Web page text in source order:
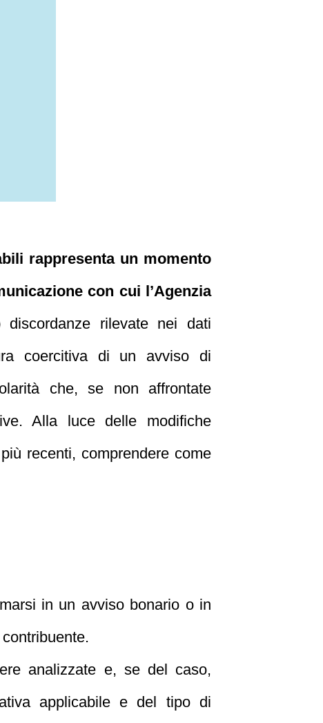
rappresenta un momento
con cui l’Agenzia
rilevate nei dati
coercitiva di un avviso di
che, se non affrontate
Alla luce delle modifiche
recenti, comprendere come
in un avviso bonario o in
analizzate e, se del caso,
applicabile e del tipo di